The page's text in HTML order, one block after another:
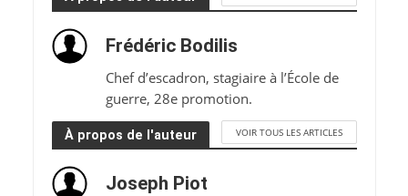
Frédéric Bodilis
Chef d’escadron, stagiaire à l’École de
guerre, 28e promotion.
À propos de l'auteur VOIR TOUS LES ARTICLES
Joseph Piot